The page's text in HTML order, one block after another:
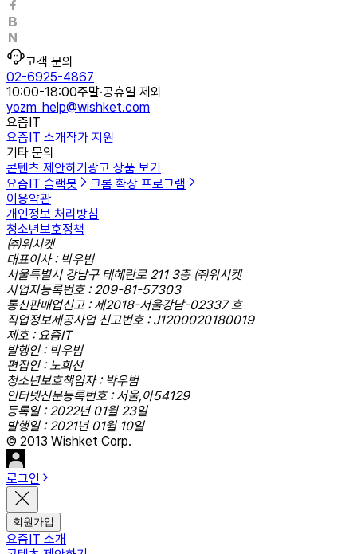
고객 문의
02-6925-4867
10:00-18:00주말·공휴일 제외
yozm_help@wishket.com
요즘IT
요즘IT 소개작가 지원
기타 문의
콘텐츠 제안하기광고 상품 보기
요즘IT 슬랙봇
크롬 확장 프로그램
이용약관
개인정보 처리방침
청소년보호정책
㈜위시켓
대표이사 : 박우범
서울특별시 강남구 테헤란로 211 3층 ㈜위시켓
사업자등록번호 : 209-81-57303
통신판매업신고 : 제2018-서울강남-02337 호
직업정보제공사업 신고번호 : J1200020180019
제호 : 요즘IT
발행인 : 박우범
편집인 : 노희선
청소년보호책임자 : 박우범
인터넷신문등록번호 : 서울,아54129
등록일 : 2022년 01월 23일
발행일 : 2021년 01월 10일
© 2013 Wishket Corp.
로그인
회원가입
요즘IT 소개